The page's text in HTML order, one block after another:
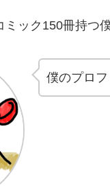
ック150冊持つ
僕のプロ